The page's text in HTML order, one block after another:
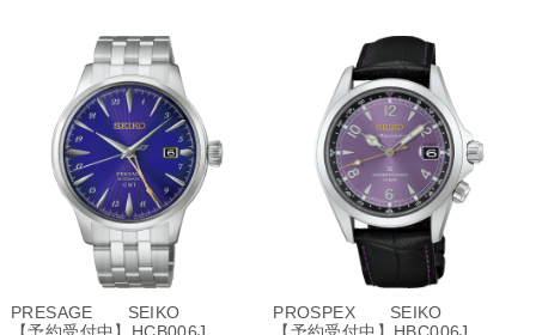
PRESAGE SEIKO
PROSPEX SEIKO